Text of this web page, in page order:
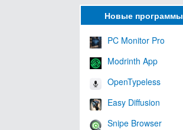
Новые программы
PC Monitor Pro
Modrinth App
OpenTypeless
Easy Diffusion
Snipe Browser